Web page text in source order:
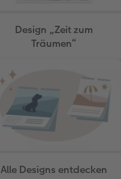
Design „Zeit zum
Träumen“
Alle Designs entdecken